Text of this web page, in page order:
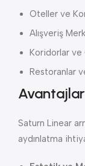
Oteller ve
Alışveriş
Koridorlar ve
Restoranlar
Saturn Linear
aydınlatma